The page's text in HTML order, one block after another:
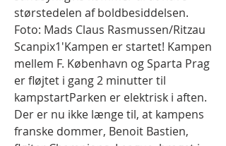
størstedelen af boldbesiddelsen.
Foto: Mads Claus Rasmussen/Ritzau
Scanpix1'Kampen er startet! Kampen
mellem F. København og Sparta Prag
er fløjtet i gang 2 minutter til
kampstartParken er elektrisk i aften.
Der er nu ikke længe til, at kampens
franske dommer, Benoit Bastien,